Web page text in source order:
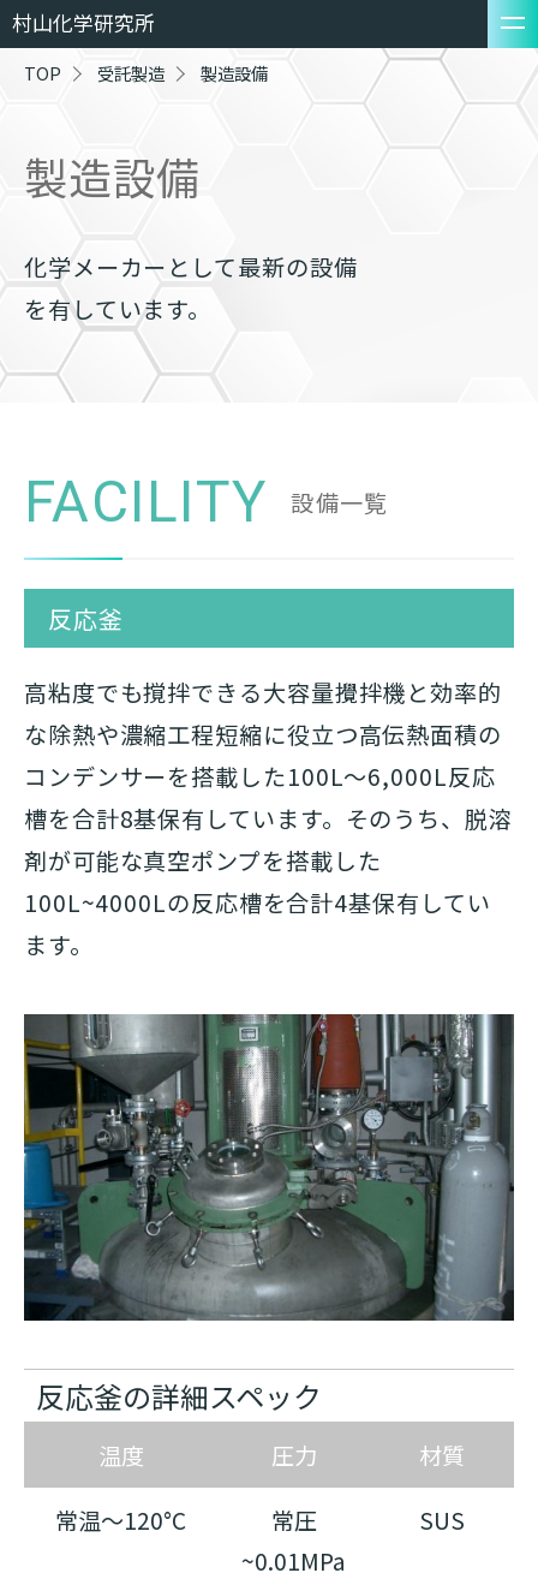
村山化学研究所
TOP 受託製造 製造設備
製造設備
化学メーカーとして最新の設備
を有しています。
FACILITY 設備一覧
反応釜
高粘度でも撹拌できる大容量攪拌機と効率的
な除熱や濃縮工程短縮に役立つ高伝熱面積の
コンデンサーを搭載した100L～6,000L反応
槽を合計8基保有しています。そのうち、脱溶
剤が可能な真空ポンプを搭載した
100L~4000Lの反応槽を合計4基保有してい
ます。
反応釜の詳細スペック
温度 圧力
材質
常温〜120°C
常圧
~0.01MPa
SUS